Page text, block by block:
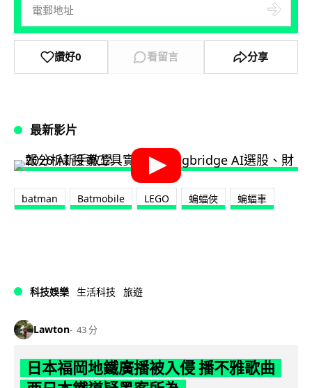
讚好0 看留言 分享
最新影片
batman Batmobile LEGO 蝙蝠俠 蝙蝠車
科技娛樂 生活科技 旅遊
Lawton 43 分
日本福岡地鐵廣播被入侵 播不雅歌曲